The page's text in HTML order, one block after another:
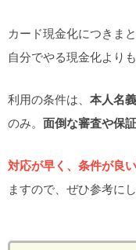
カード現金化につきま
自分でやる現金化よりも
利用の条件は、 本人名
のみ。 面倒な審査や保
対応が早く、条件が良
ますので、ぜひ参考に